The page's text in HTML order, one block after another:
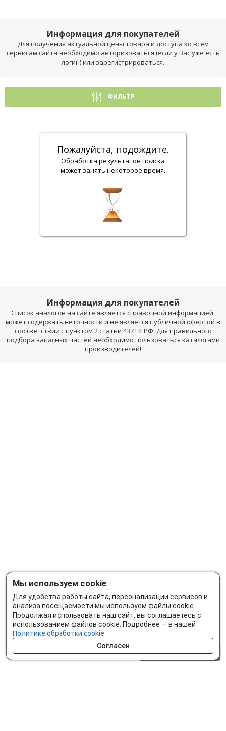
Информация для покупателей
Для получения актуальной цены товара и доступа ко всем
сервисам сайта необходимо авторизоваться (если у Вас уже есть
логин) или зарегистрироваться.
ФИЛЬТР
Пожалуйста, подождите.
Обработка результатов поиска
может занять некоторое время.
Информация для покупателей
Список аналогов на сайте является справочной информацией,
может содержать неточности и не является публичной офертой в
соответствии с пунктом 2 статьи 437 ГК РФ! Для правильного
подбора запасных частей необходимо пользоваться каталогами
производителей!
Мы используем cookie
Для удобства работы сайта, персонализации сервисов и
анализа посещаемости мы используем файлы cookie.
Продолжая использовать наш сайт, вы соглашаетесь с
использованием файлов cookie. Подробнее — в нашей
Политике обработки cookie.
Согласен